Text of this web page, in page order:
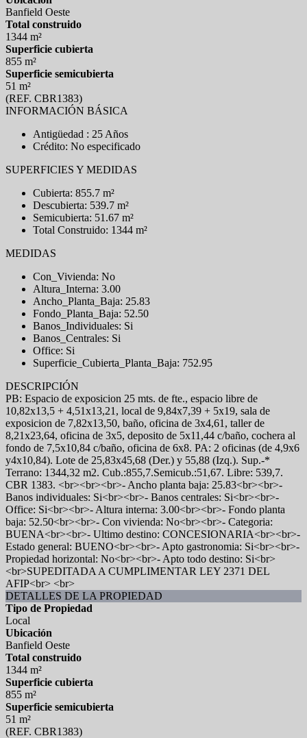
Banfield Oeste
Total construido
1344 m²
Superficie cubierta
855 m²
Superficie semicubierta
51 m²
(REF. CBR1383)
INFORMACIÓN BÁSICA
Antigüedad : 25 Años
Crédito: No especificado
SUPERFICIES Y MEDIDAS
Cubierta: 855.7 m²
Descubierta: 539.7 m²
Semicubierta: 51.67 m²
Total Construido: 1344 m²
MEDIDAS
Con_Vivienda: No
Altura_Interna: 3.00
Ancho_Planta_Baja: 25.83
Fondo_Planta_Baja: 52.50
Banos_Individuales: Si
Banos_Centrales: Si
Office: Si
Superficie_Cubierta_Planta_Baja: 752.95
DESCRIPCIÓN
PB: Espacio de exposicion 25 mts. de fte., espacio libre de
10,82x13,5 + 4,51x13,21, local de 9,84x7,39 + 5x19, sala de
exposicion de 7,82x13,50, baño, oficina de 3x4,61, taller de
8,21x23,64, oficina de 3x5, deposito de 5x11,44 c/baño, cochera al
fondo de 7,5x10,84 c/baño, oficina de 6x8. PA: 2 oficinas (de 4,9x6
y4x10,84). Lote de 25,83x45,68 (Der.) y 55,88 (Izq.). Sup.-*
Terrano: 1344,32 m2. Cub.:855,7.Semicub.:51,67. Libre: 539,7.
CBR 1383. <br><br><br>- Ancho planta baja: 25.83<br><br>-
Banos individuales: Si<br><br>- Banos centrales: Si<br><br>-
Office: Si<br><br>- Altura interna: 3.00<br><br>- Fondo planta
baja: 52.50<br><br>- Con vivienda: No<br><br>- Categoria:
BUENA<br><br>- Ultimo destino: CONCESIONARIA<br><br>-
Estado general: BUENO<br><br>- Apto gastronomia: Si<br><br>-
Propiedad horizontal: No<br><br>- Apto todo destino: Si<br>
<br>SUPEDITADA A CUMPLIMENTAR LEY 2371 DEL
AFIP<br> <br>
DETALLES DE LA PROPIEDAD
Tipo de Propiedad
Local
Ubicación
Banfield Oeste
Total construido
1344 m²
Superficie cubierta
855 m²
Superficie semicubierta
51 m²
(REF. CBR1383)